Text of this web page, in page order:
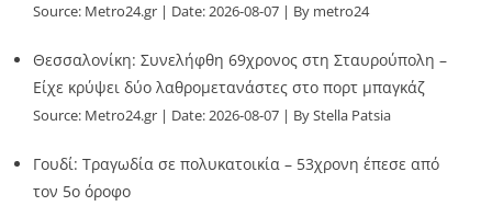
Source: Metro24.gr Date: 2026-08-07 By metro24
Θεσσαλονίκη: Συνελήφθη 69χρονος στη Σταυρούπολη –
Είχε κρύψει δύο λαθρομετανάστες στο πορτ μπαγκάζ
Source: Metro24.gr Date: 2026-08-07 By Stella Patsia
Γουδί: Τραγωδία σε πολυκατοικία – 53χρονη έπεσε από
τον 5ο όροφο